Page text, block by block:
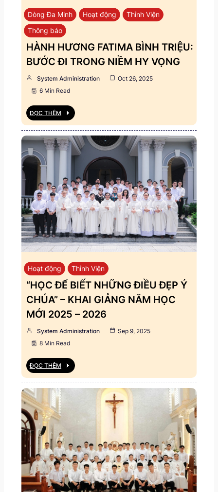
Dòng Đa Minh Hoạt động
Thỉnh Viện
Thông báo
HÀNH HƯƠNG FATIMA BÌNH TRIỆU:
BƯỚC ĐI TRONG NIỀM HY VỌNG
System Administration
Oct 26, 2025
6 Min Read
ĐỌC THÊM
Hoạt động Thỉnh Viện
“HỌC ĐỂ BIẾT NHỮNG ĐIỀU ĐẸP Ý
CHÚA” – KHAI GIẢNG NĂM HỌC
MỚI 2025 – 2026
System Administration
Sep 9, 2025
8 Min Read
ĐỌC THÊM